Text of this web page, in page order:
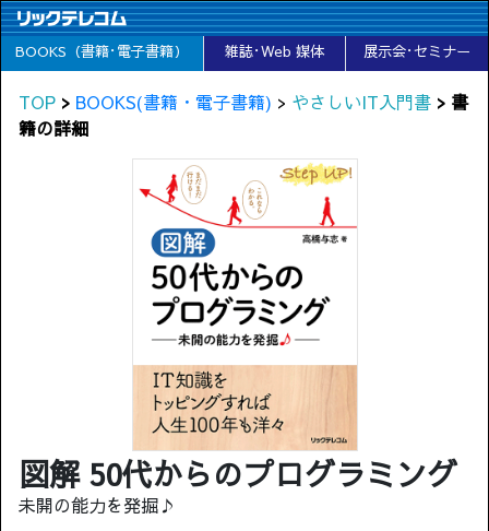
BOOKS（書籍･電子書籍） 雑誌･Web 媒体 展示会･セミナー
TOP > BOOKS(書籍・電子書籍) > やさしいIT入門書 > 書
籍の詳細
図解 50代からのプログラミング
未開の能力を発掘♪